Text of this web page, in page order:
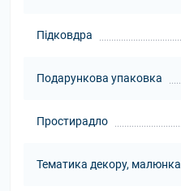
Підковдра
Подарункова упаковка
Простирадло
Тематика декору, малюнка